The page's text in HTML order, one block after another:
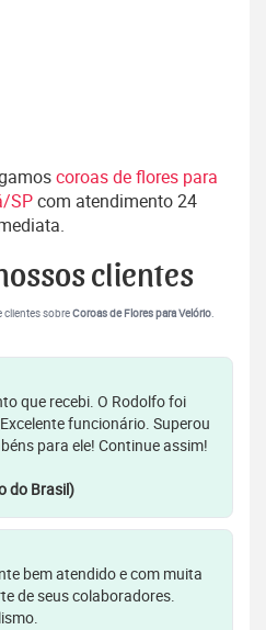
coroas de flores para
SPcom atendimento 24
clientes
clientes sobreCoroas de Flores para Velório.
que recebi. O Rodolfo foi
funcionário. Superou
para ele! Continue assim!
do Brasil)
bem atendido e com muita
de seus colaboradores.